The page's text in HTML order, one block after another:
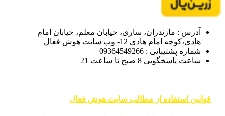
آدرس : مازندران، ساری، خیابان معلم، خیابان امام
هادی،کوچه امام هادی 12- وب سایت هوش فعال
شماره پشتیبانی : 09364549266
ساعت پاسخگویی 8 صبح تا ساعت 21
قوانین استفاده از مطالب سایت هوش فعال